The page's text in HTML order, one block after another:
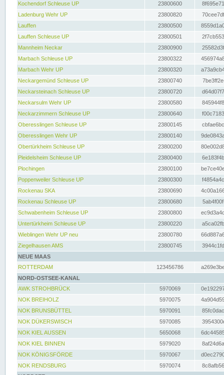
Kochendorf Schleuse UP
23800600
Ladenburg Wehr UP
23800820
Lauffen
23800500
Lauffen Schleuse UP
23800501
Mannheim Neckar
23800900
Marbach Schleuse UP
23800322
Marbach Wehr UP
23800320
Neckargemünd Schleuse UP
23800740
Neckarsteinach Schleuse UP
23800720
Neckarsulm Wehr UP
23800580
Neckarzimmern Schleuse UP
23800640
Oberesslingen Schleuse UP
23800145
Oberesslingen Wehr UP
23800140
Obertürkheim Schleuse UP
23800200
Pleidelsheim Schleuse UP
23800400
Plochingen
23800100
Poppenweiler Schleuse UP
23800300
Rockenau SKA
23800690
Rockenau Schleuse UP
23800680
Schwabenheim Schleuse UP
23800800
Untertürkheim Schleuse UP
23800220
Wieblingen Wehr UP neu
23800780
Ziegelhausen AMS
23800745
NEUE MAAS
ROTTERDAM
123456786
NORD-OSTSEE-KANAL
AWK STROHBRÜCK
5970069
NOK BREIHOLZ
5970075
NOK BRUNSBÜTTEL
5970091
NOK DÜKERSWISCH
5970085
NOK KIEL AUSSEN
5650068
NOK KIEL BINNEN
5979020
NOK KÖNIGSFÖRDE
5970067
NOK RENDSBURG
5970074